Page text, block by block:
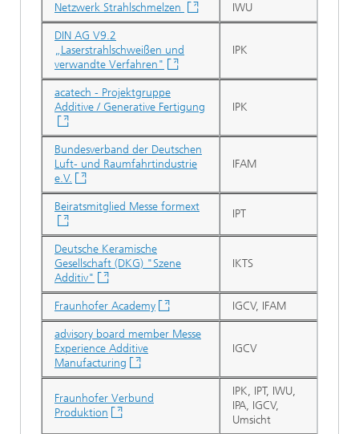
Netzwerk Strahlschmelzen IWU
DIN AG V9.2
„Laserstrahlschweißen und
verwandte Verfahren"
IPK
acatech - Projektgruppe
Additive / Generative Fertigung
IPK
Bundesverband der Deutschen
Luft- und Raumfahrtindustrie
e.V.
IFAM
Beiratsmitglied Messe formext
IPT
Deutsche Keramische
Gesellschaft (DKG) "Szene
Additiv"
IKTS
Fraunhofer Academy IGCV, IFAM
advisory board member Messe
Experience Additive
Manufacturing
IGCV
Fraunhofer Verbund
Produktion
IPK, IPT, IWU,
IPA, IGCV,
Umsicht